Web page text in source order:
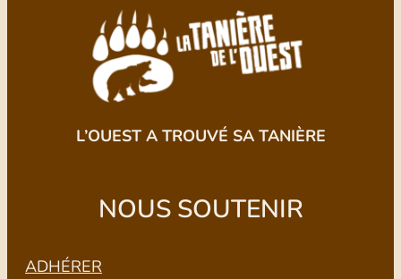
L’OUEST A TROUVÉ SA TANIÈRE
NOUS SOUTENIR
ADHÉRER